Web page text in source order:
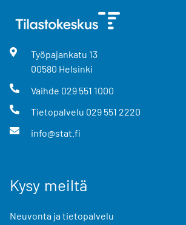
Työpajankatu 13
00580 Helsinki
Vaihde 029 551 1000
Tietopalvelu 029 551 2220
info@stat.fi
Kysy meiltä
Neuvonta ja tietopalvelu